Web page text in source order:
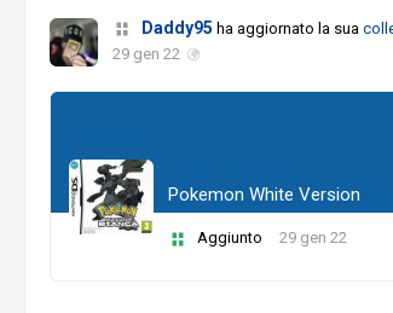
Daddy95 ha aggiornato la sua
29 gen 22
Pokemon White Version
Aggiunto 29 gen 22